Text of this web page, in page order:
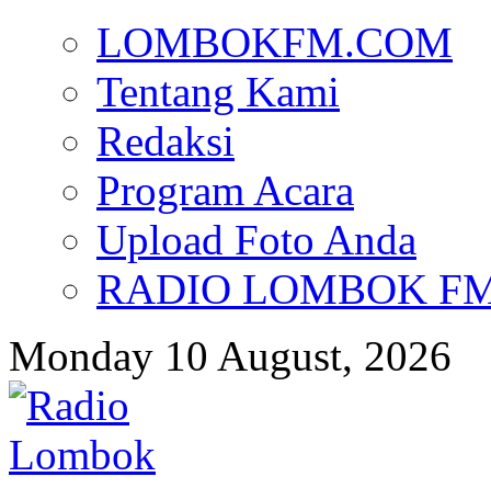
LOMBOKFM.COM
Tentang Kami
Redaksi
Program Acara
Upload Foto Anda
RADIO LOMBOK
Monday 10 August, 2026